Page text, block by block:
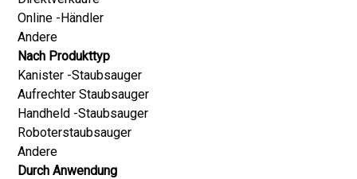
Online -Händler
Andere
Nach Produkttyp
Kanister -Staubsauger
Aufrechter Staubsauger
Handheld -Staubsauger
Roboterstaubsauger
Andere
Durch Anwendung